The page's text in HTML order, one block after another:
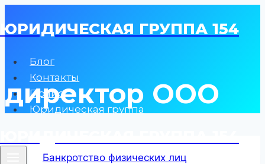
к
ЮРИДИЧЕСКАЯ ГРУППА 154
Блог
Контакты
Прайс
Юридическая группа
директор ООО
Банкротство физических лиц